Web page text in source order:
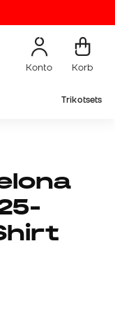
Konto Korb
Trikotsets